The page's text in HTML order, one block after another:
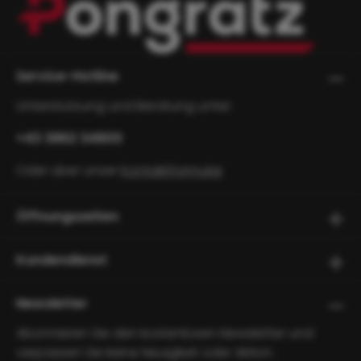
Service-Hotline
+43 3862 34800
Kontaktformular
Öffnungszeiten
Kundendienst
Newsletter